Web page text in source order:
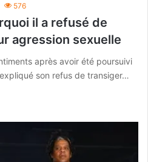
576
il a refusé de
agression sexuelle
après avoir été poursuivi
son refus de transiger…